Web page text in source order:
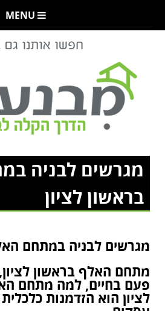
MENU
מגרשים לבניה
בראשון לציון
מגרשים לבניה במתחם
מתחם האלף בראשון
פעם בחיים, למה מתחם
לציון הוא הזדמנות